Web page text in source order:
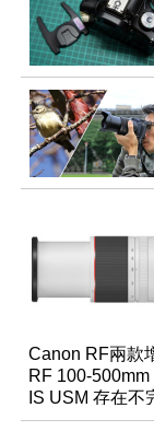
Canon RF兩款
RF 100-500mm
IS USM 存在不
題